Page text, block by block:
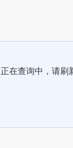
正在查询中，请刷